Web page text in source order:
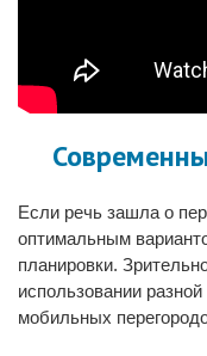
Если речь зашла о
оптимальным
планировки.
использовании
мобильных